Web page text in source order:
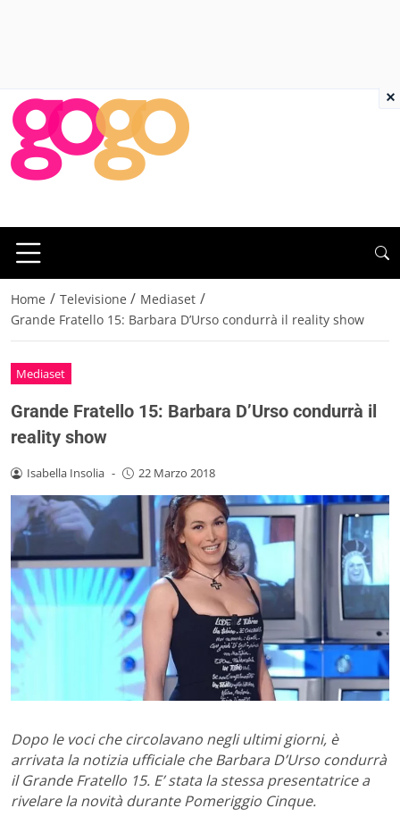
Home / Televisione / Mediaset /
Grande Fratello 15: Barbara D’Urso condurrà il reality show
Mediaset
Grande Fratello 15: Barbara D’Urso condurrà il
reality show
Isabella Insolia - 22 Marzo 2018
Dopo le voci che circolavano negli ultimi giorni, è
arrivata la notizia ufficiale che Barbara D’Urso condurrà
il Grande Fratello 15. E’ stata la stessa presentatrice a
rivelare la novità durante Pomeriggio Cinque.
×